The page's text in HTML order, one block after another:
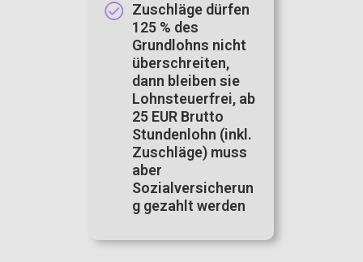
Zuschläge dürfen
125 % des
Grundlohns nicht
überschreiten,
dann bleiben sie
Lohnsteuerfrei, ab
25 EUR Brutto
Stundenlohn (inkl.
Zuschläge) muss
aber
Sozialversicherun
g gezahlt werden